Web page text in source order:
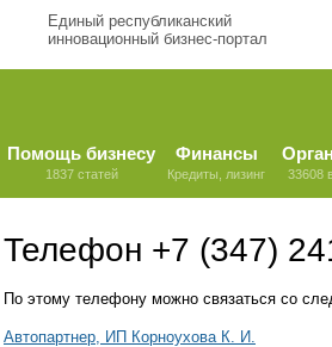
Единый республиканский
инновационный бизнес-портал
Помощь бизнесу
1837 статей
Финансы
Кредиты, лизинг 33608
Телефон +7 (347)
По этому телефону можно связаться со
Автопартнер, ИП Корноухова К. И.